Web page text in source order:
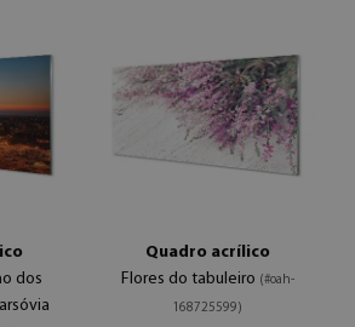
dos
Quadro acrílico
Flores do tabuleiro (#oah-
168725599)